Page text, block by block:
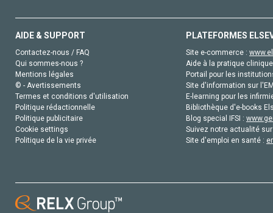
AIDE & SUPPORT
Contactez-nous / FAQ
Qui sommes-nous ?
Mentions légales
© - Avertissements
Termes et conditions d'utilisation
Politique rédactionnelle
Politique publicitaire
Cookie settings
Politique de la vie privée
PLATEFORMES
Site e-commerce :
Aide à la pratique
Portail pour les
Site d'information sur
E-learning pour les
Bibliothèque d'e-books
Blog special IFSI :
Suivez notre actualité
Site d'emploi en santé :